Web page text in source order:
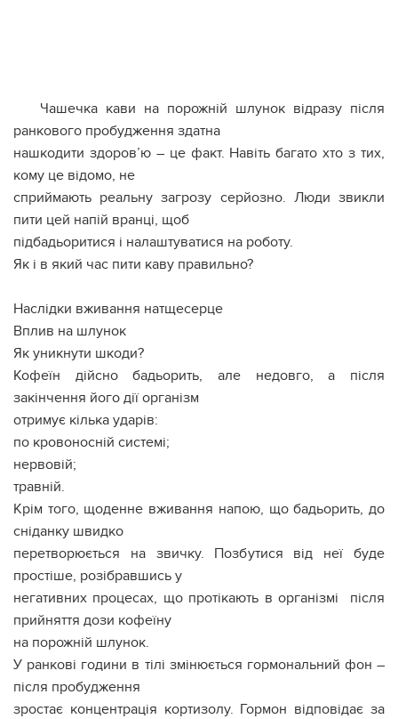
Чашечка кави на порожній шлунок відразу після
ранкового пробудження здатна
нашкодити здоров’ю – це факт. Навіть багато хто з тих,
кому це відомо, не
сприймають реальну загрозу серйозно. Люди звикли
пити цей напій вранці, щоб
підбадьоритися і налаштуватися на роботу.
Як і в який час пити каву правильно?
Наслідки вживання натщесерце
Вплив на шлунок
Як уникнути шкоди?
Кофеїн дійсно бадьорить, але недовго, а після
закінчення його дії організм
отримує кілька ударів:
по кровоносній системі;
нервовій;
травній.
Крім того, щоденне вживання напою, що бадьорить, до
сніданку швидко
перетворюється на звичку. Позбутися від неї буде
простіше, розібравшись у
негативних процесах, що протікають в організмі після
прийняття дози кофеїну
на порожній шлунок.
У ранкові години в тілі змінюється гормональний фон –
після пробудження
зростає концентрація кортизолу. Гормон відповідає за